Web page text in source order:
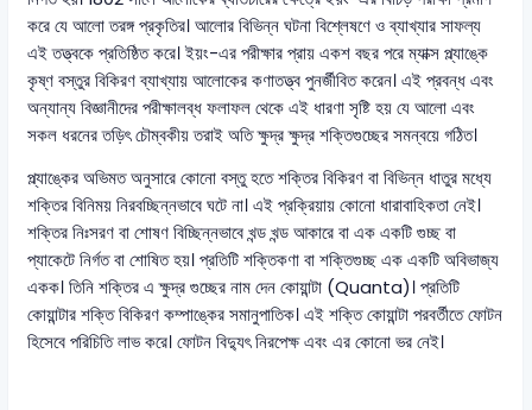
করে যে আলো তরঙ্গ প্রকৃতির। আলোর বিভিন্ন ঘটনা বিশ্লেষণে ও ব্যাখ্যার সাফল্য
এই তত্ত্বকে প্রতিষ্ঠিত করে। ইয়ং-এর পরীক্ষার প্রায় একশ বছর পরে ম্যাক্স প্ল্যাঙ্কে
কৃষ্ণ বস্তুর বিকিরণ ব্যাখ্যায় আলোকের কণাতত্ত্ব পুনর্জীবিত করেন। এই প্রবন্ধ এবং
অন্যান্য বিজ্ঞানীদের পরীক্ষালব্ধ ফলাফল থেকে এই ধারণা সৃষ্টি হয় যে আলো এবং
সকল ধরনের তড়িৎ চৌম্বকীয় তরাই অতি ক্ষুদ্র ক্ষুদ্র শক্তিগুচ্ছের সমন্বয়ে গঠিত।
প্ল্যাঙ্কের অভিমত অনুসারে কোনো বস্তু হতে শক্তির বিকিরণ বা বিভিন্ন ধাতুর মধ্যে
শক্তির বিনিময় নিরবচ্ছিন্নভাবে ঘটে না। এই প্রক্রিয়ায় কোনো ধারাবাহিকতা নেই।
শক্তির নিঃসরণ বা শোষণ বিচ্ছিন্নভাবে খন্ড খন্ড আকারে বা এক একটি গুচ্ছ বা
প্যাকেটে নির্গত বা শোষিত হয়। প্রতিটি শক্তিকণা বা শক্তিগুচ্ছ এক একটি অবিভাজ্য
একক। তিনি শক্তির এ ক্ষুদ্র গুচ্ছের নাম দেন কোয়ান্টা (Quanta)। প্রতিটি
কোয়ান্টার শক্তি বিকিরণ কম্পাঙ্কের সমানুপাতিক। এই শক্তি কোয়ান্টা পরবর্তীতে ফোটন
হিসেবে পরিচিতি লাভ করে। ফোটন বিদ্যুৎ নিরপেক্ষ এবং এর কোনো ভর নেই।